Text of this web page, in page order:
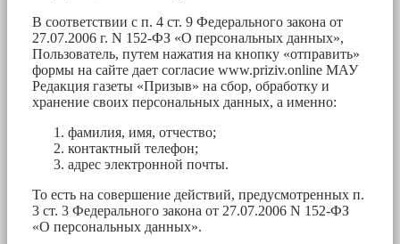
В соответствии с п. 4 ст. 9 Федерального закона от
27.07.2006 г. N 152-ФЗ «О персональных данных»,
Пользователь, путем нажатия на кнопку «отправить»
формы на сайте дает согласие www.priziv.online МАУ
Редакция газеты «Призыв» на сбор, обработку и
хранение своих персональных данных, а именно:
фамилия, имя, отчество;
контактный телефон;
адрес электронной почты.
То есть на совершение действий, предусмотренных п.
3 ст. 3 Федерального закона от 27.07.2006 N 152-ФЗ
«О персональных данных».